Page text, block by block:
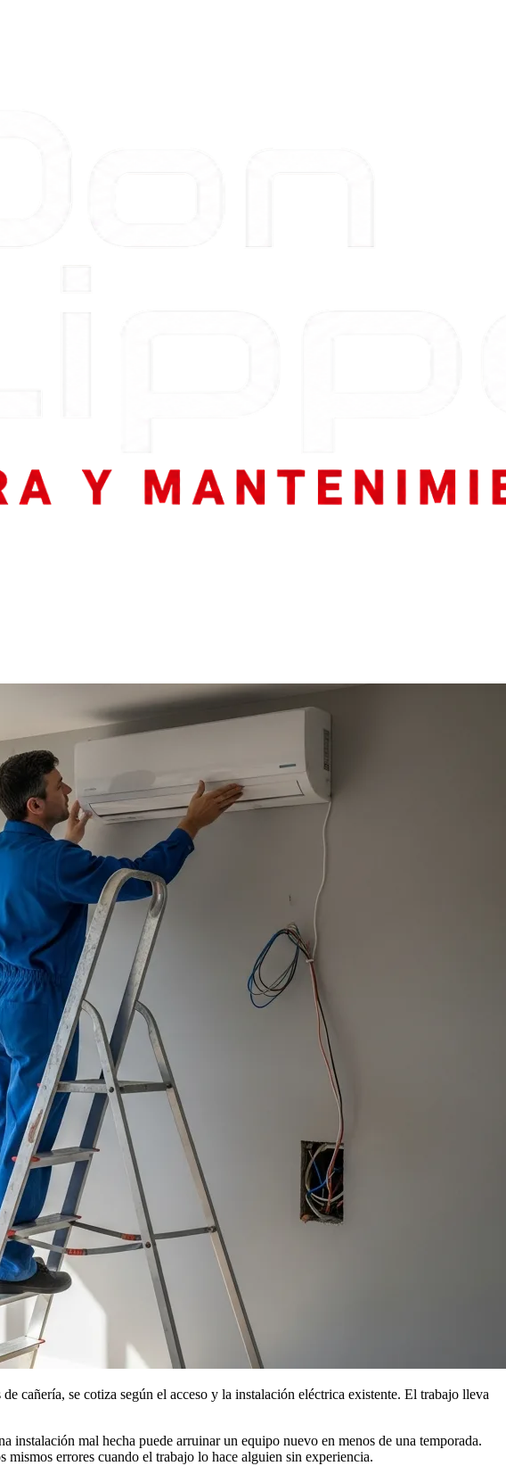
cañería, se cotiza según el acceso y la instalación eléctrica existente. El trabajo lleva
instalación mal hecha puede arruinar un equipo nuevo en menos de una temporada.
mismos errores cuando el trabajo lo hace alguien sin experiencia.